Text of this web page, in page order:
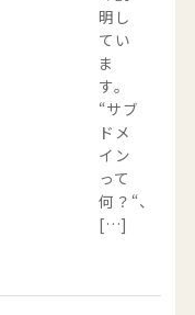
明し
てい
ま
す。
“サブ
ドメ
イン
って
何？“、”
[…]